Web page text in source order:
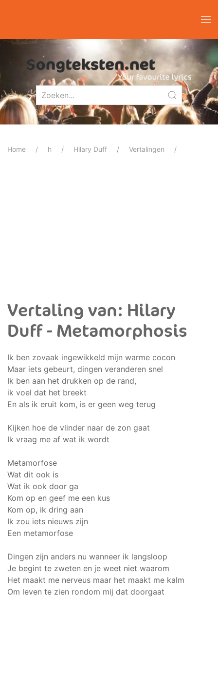
Home h Hilary Duff Vertalingen
Vertaling van: Hilary
Duff - Metamorphosis
Ik ben zovaak ingewikkeld mijn warme cocon
Maar iets gebeurt, dingen veranderen snel
Ik ben aan het drukken op de rand,
ik voel dat het breekt
En als ik eruit kom, is er geen weg terug
Kijken hoe de vlinder naar de zon gaat
Ik vraag me af wat ik wordt
Metamorfose
Wat dit ook is
Wat ik ook door ga
Kom op en geef me een kus
Kom op, ik dring aan
Ik zou iets nieuws zijn
Een metamorfose
Dingen zijn anders nu wanneer ik langsloop
Je begint te zweten en je weet niet waarom
Het maakt me nerveus maar het maakt me kalm
Om leven te zien rondom mij dat doorgaat